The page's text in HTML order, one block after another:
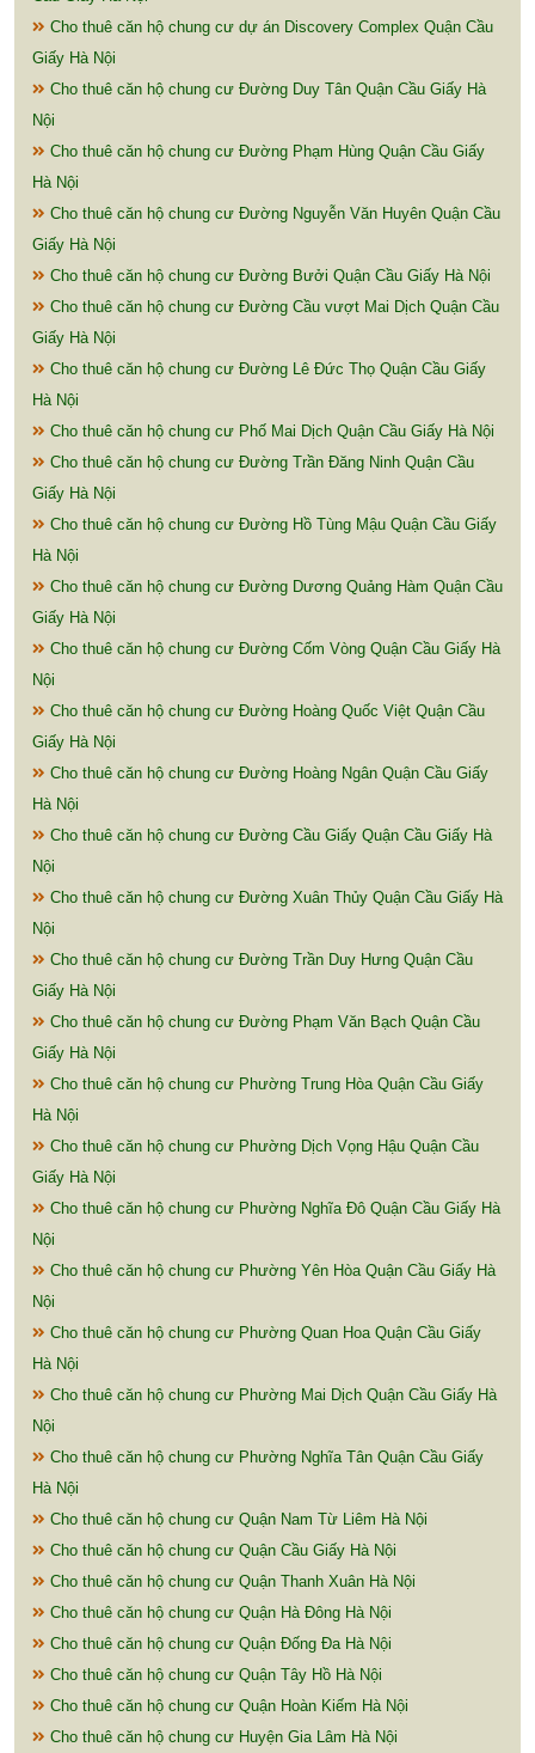
Cho thuê căn hộ chung cư dự án Discovery Complex Quận Cầu
Giấy Hà Nội
Cho thuê căn hộ chung cư Đường Duy Tân Quận Cầu Giấy Hà
Nội
Cho thuê căn hộ chung cư Đường Phạm Hùng Quận Cầu Giấy
Hà Nội
Cho thuê căn hộ chung cư Đường Nguyễn Văn Huyên Quận Cầu
Giấy Hà Nội
Cho thuê căn hộ chung cư Đường Bưởi Quận Cầu Giấy Hà Nội
Cho thuê căn hộ chung cư Đường Cầu vượt Mai Dịch Quận Cầu
Giấy Hà Nội
Cho thuê căn hộ chung cư Đường Lê Đức Thọ Quận Cầu Giấy
Hà Nội
Cho thuê căn hộ chung cư Phố Mai Dịch Quận Cầu Giấy Hà Nội
Cho thuê căn hộ chung cư Đường Trần Đăng Ninh Quận Cầu
Giấy Hà Nội
Cho thuê căn hộ chung cư Đường Hồ Tùng Mậu Quận Cầu Giấy
Hà Nội
Cho thuê căn hộ chung cư Đường Dương Quảng Hàm Quận Cầu
Giấy Hà Nội
Cho thuê căn hộ chung cư Đường Cốm Vòng Quận Cầu Giấy Hà
Nội
Cho thuê căn hộ chung cư Đường Hoàng Quốc Việt Quận Cầu
Giấy Hà Nội
Cho thuê căn hộ chung cư Đường Hoàng Ngân Quận Cầu Giấy
Hà Nội
Cho thuê căn hộ chung cư Đường Cầu Giấy Quận Cầu Giấy Hà
Nội
Cho thuê căn hộ chung cư Đường Xuân Thủy Quận Cầu Giấy Hà
Nội
Cho thuê căn hộ chung cư Đường Trần Duy Hưng Quận Cầu
Giấy Hà Nội
Cho thuê căn hộ chung cư Đường Phạm Văn Bạch Quận Cầu
Giấy Hà Nội
Cho thuê căn hộ chung cư Phường Trung Hòa Quận Cầu Giấy
Hà Nội
Cho thuê căn hộ chung cư Phường Dịch Vọng Hậu Quận Cầu
Giấy Hà Nội
Cho thuê căn hộ chung cư Phường Nghĩa Đô Quận Cầu Giấy Hà
Nội
Cho thuê căn hộ chung cư Phường Yên Hòa Quận Cầu Giấy Hà
Nội
Cho thuê căn hộ chung cư Phường Quan Hoa Quận Cầu Giấy
Hà Nội
Cho thuê căn hộ chung cư Phường Mai Dịch Quận Cầu Giấy Hà
Nội
Cho thuê căn hộ chung cư Phường Nghĩa Tân Quận Cầu Giấy
Hà Nội
Cho thuê căn hộ chung cư Quận Nam Từ Liêm Hà Nội
Cho thuê căn hộ chung cư Quận Cầu Giấy Hà Nội
Cho thuê căn hộ chung cư Quận Thanh Xuân Hà Nội
Cho thuê căn hộ chung cư Quận Hà Đông Hà Nội
Cho thuê căn hộ chung cư Quận Đống Đa Hà Nội
Cho thuê căn hộ chung cư Quận Tây Hồ Hà Nội
Cho thuê căn hộ chung cư Quận Hoàn Kiếm Hà Nội
Cho thuê căn hộ chung cư Huyện Gia Lâm Hà Nội